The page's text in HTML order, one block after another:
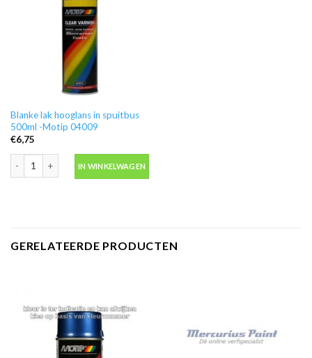
Blanke lak hooglans in spuitbus
500ml -Motip 04009
€6,75
Blanke lak hooglans in spuitbus 500ml -Motip 04009 aantal
IN WINKELWAGEN
GERELATEERDE PRODUCTEN